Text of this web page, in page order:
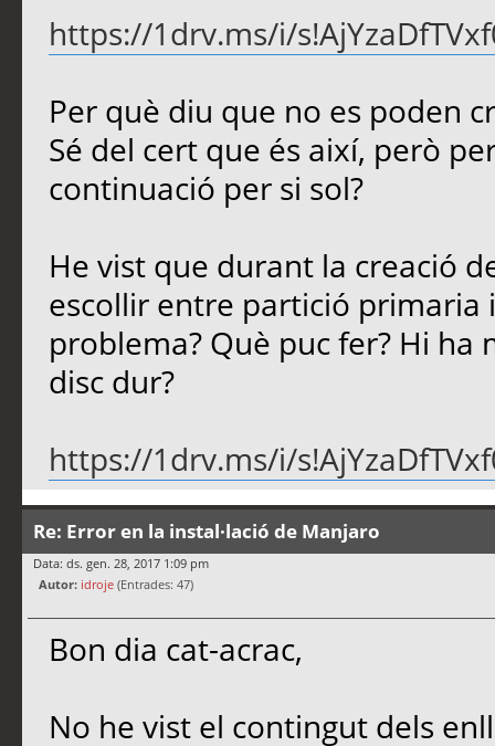
https://1drv.ms/i/
Per què diu que no es poden
Sé del cert que és així, però
continuació per si sol?
He vist que durant la creació
escollir entre partició primaria
problema? Què puc fer? Hi ha
disc dur?
https://1drv.ms/i/
Re: Error en la instal·lació de Manjaro
Data: ds. gen. 28, 2017 1:09 pm
Autor: idroje (Entrades: 47)
Bon dia cat-acrac,
No he vist el contingut dels